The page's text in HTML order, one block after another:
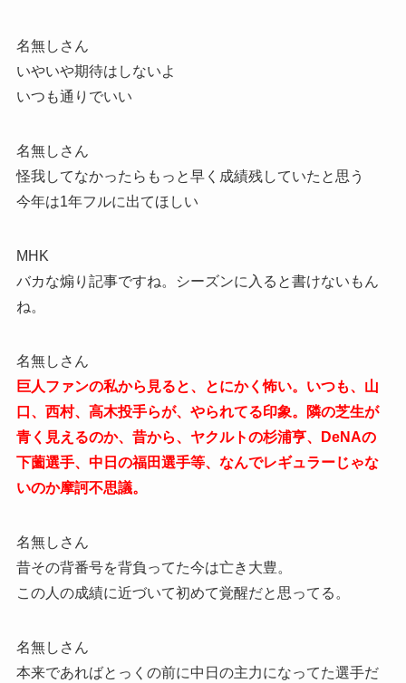
名無しさん
いやいや期待はしないよ
いつも通りでいい
名無しさん
怪我してなかったらもっと早く成績残していたと思う
今年は1年フルに出てほしい
MHK
バカな煽り記事ですね。シーズンに入ると書けないもん
ね。
名無しさん
巨人ファンの私から見ると、とにかく怖い。いつも、山
口、西村、高木投手らが、やられてる印象。隣の芝生が
青く見えるのか、昔から、ヤクルトの杉浦亨、DeNAの
下薗選手、中日の福田選手等、なんでレギュラーじゃな
いのか摩訶不思議。
名無しさん
昔その背番号を背負ってた今は亡き大豊。
この人の成績に近づいて初めて覚醒だと思ってる。
名無しさん
本来であればとっくの前に中日の主力になってた選手だ